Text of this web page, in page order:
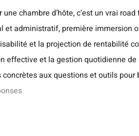
une chambre d’hôte, c’est un vrai road
et administratif, première immersion
et la projection de rentabilité
effective et la gestion quotidienne de
concrètes aux questions et outils pour